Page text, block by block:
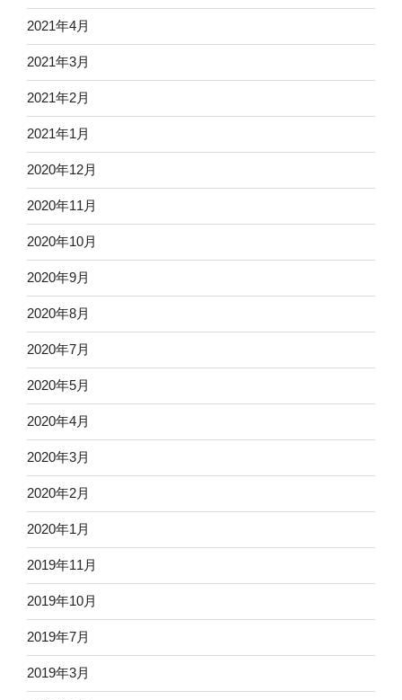
2021年4月
2021年3月
2021年2月
2021年1月
2020年12月
2020年11月
2020年10月
2020年9月
2020年8月
2020年7月
2020年5月
2020年4月
2020年3月
2020年2月
2020年1月
2019年11月
2019年10月
2019年7月
2019年3月